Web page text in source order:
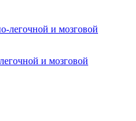
и мозговой